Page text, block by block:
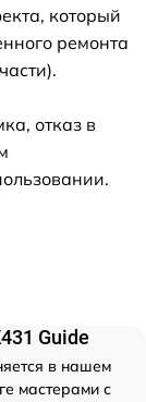
который
ремонта
отказ в
Guide
в нашем
мастерами с